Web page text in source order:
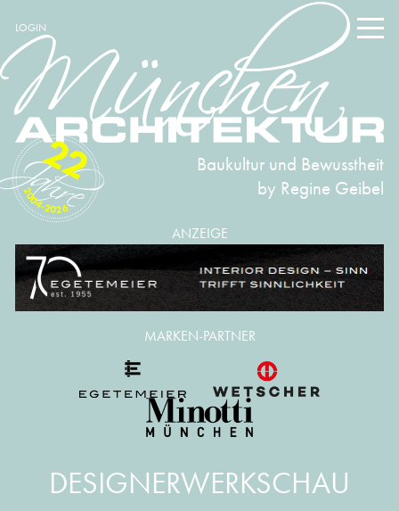
LOGIN
Baukultur und Bewusstheit
by Regine Geibel
2004-2026
22
ANZEIGE
DESIGNERWERKSCHAU